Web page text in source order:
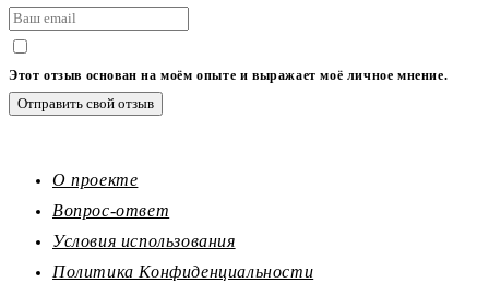
Этот отзыв основан на моём опыте и выражает моё личное мнение.
Отправить свой отзыв
О проекте
Вопрос-ответ
Условия использования
Политика Конфиденциальности